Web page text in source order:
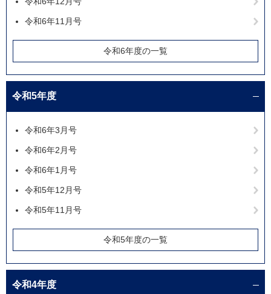
令和6年11月号
令和6年度の一覧
令和5年度
令和6年3月号
令和6年2月号
令和6年1月号
令和5年12月号
令和5年11月号
令和5年度の一覧
令和4年度